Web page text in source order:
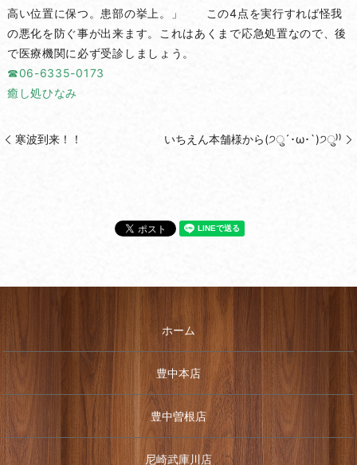
高い位置に保つ。患部の挙上。」 この4点を実行すれば怪我
の悪化を防ぐ事が出来ます。これはあくまで応急処置なので、後
で医療機関に必ず受診しましょう。
☎06-6335-0173
癒し処ひなみ
寒波到来！！ いちえん本舗様から(੭ु´･ω･`)੭ु⁾⁾
ホーム
豊中本店
豊中曽根店
尼崎武庫川店